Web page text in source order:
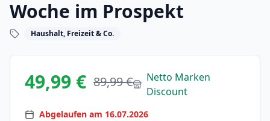
Woche im Prospekt
Haushalt, Freizeit & Co.
49,99 € 89,99 €
Netto Marken
Discount
Abgelaufen am 16.07.2026